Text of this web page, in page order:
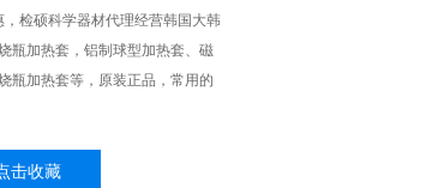
检硕科学器材代理经营韩国大韩
瓶加热套，铝制球型加热套、磁
瓶加热套等，原装正品，常用的
击收藏